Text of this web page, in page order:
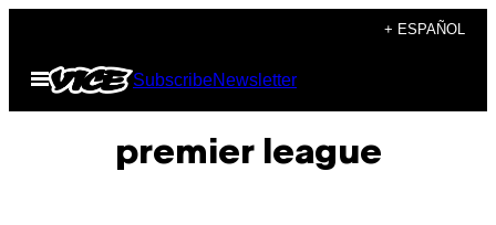
contenido
+ ESPAÑOL
Abrir
Menú
SubscribeNewsletter
premier league